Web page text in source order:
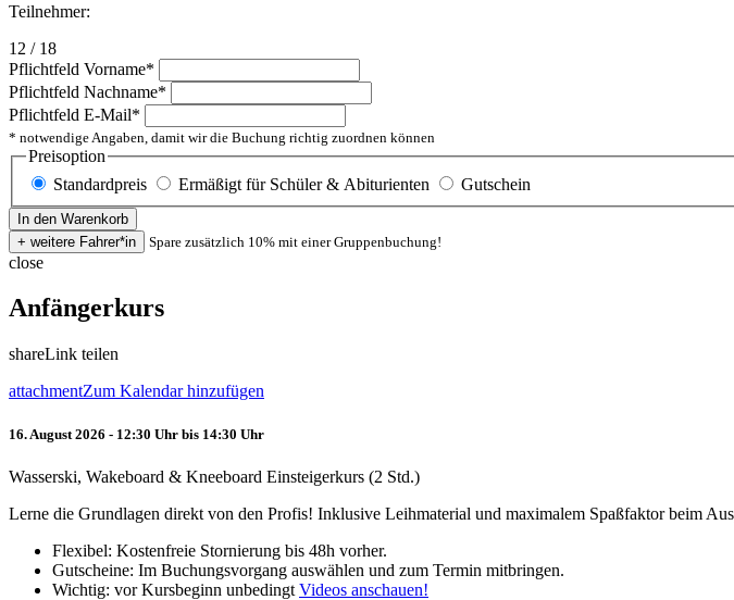
Teilnehmer:
12 / 18
Pflichtfeld Vorname*
Pflichtfeld Nachname*
Pflichtfeld E-Mail*
* notwendige Angaben, damit wir die Buchung richtig zuordnen können
Preisoption
Standardpreis
Ermäßigt für Schüler & Abiturienten Gutschein
Spare zusätzlich 10% mit einer Gruppenbuchung!
close
Anfängerkurs
shareLink teilen
attachmentZum Kalendar hinzufügen
16. August 2026 - 12:30 Uhr bis 14:30 Uhr
Wasserski, Wakeboard & Kneeboard Einsteigerkurs (2 Std.)
Lerne die Grundlagen direkt von den Profis! Inklusive Leihmaterial und maximalem Spaßfaktor beim
Flexibel: Kostenfreie Stornierung bis 48h vorher.
Gutscheine: Im Buchungsvorgang auswählen und zum Termin mitbringen.
Wichtig: vor Kursbeginn unbedingt Videos anschauen!